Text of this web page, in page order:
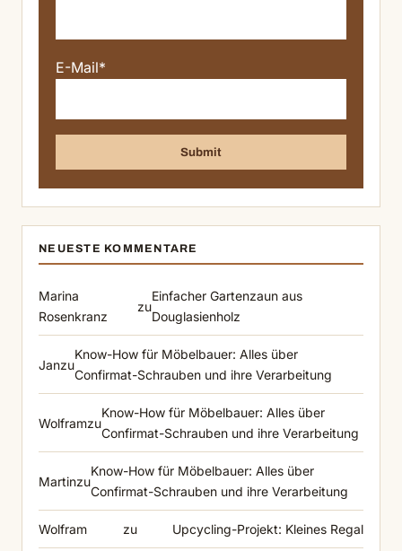
E-Mail*
NEUESTE KOMMENTARE
Marina
Rosenkranz
zu
Einfacher Gartenzaun aus
Douglasienholz
Janzu
Know-How für Möbelbauer: Alles über
Confirmat-Schrauben und ihre Verarbeitung
Wolframzu
Know-How für Möbelbauer: Alles über
Confirmat-Schrauben und ihre Verarbeitung
Martinzu
Know-How für Möbelbauer: Alles über
Confirmat-Schrauben und ihre Verarbeitung
Wolfram zu Upcycling-Projekt: Kleines Regal